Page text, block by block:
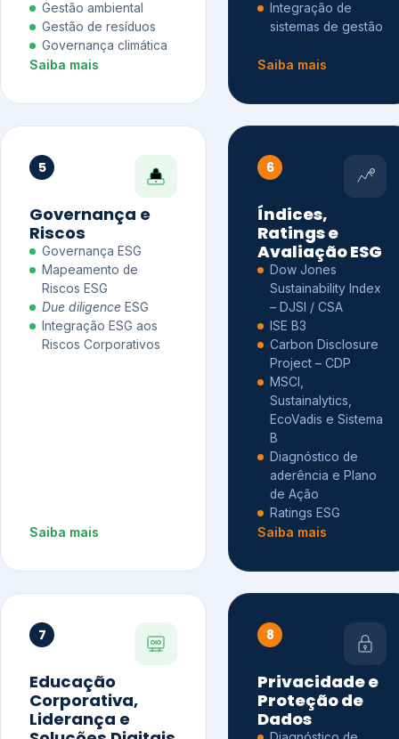
Gestão ambiental
Gestão de resíduos
Governança climática
Saiba mais
Integração de
sistemas de gestão
Saiba mais
5
Governança e
Riscos
Governança ESG
Mapeamento de
Riscos ESG
Due diligence ESG
Integração ESG aos
Riscos Corporativos
Saiba mais
6
Índices,
Ratings e
Avaliação ESG
Dow Jones
Sustainability Index
– DJSI / CSA
ISE B3
Carbon Disclosure
Project – CDP
MSCI,
Sustainalytics,
EcoVadis e Sistema
B
Diagnóstico de
aderência e Plano
de Ação
Ratings ESG
Saiba mais
7
Educação
Corporativa,
Liderança e
8
Privacidade e
Proteção de
Dados